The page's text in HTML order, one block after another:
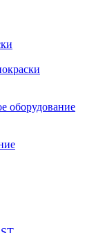
оборудование